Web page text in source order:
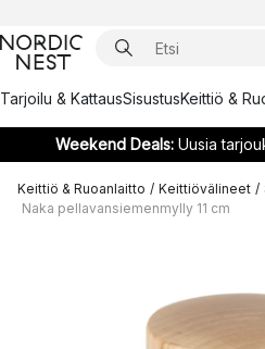
Tarjoilu & KattausSisustusKeittiö &
Weekend Deals:Uusia
Keittiö & Ruoanlaitto / Keittiövälineet /
Naka pellavansiemenmylly 11 cm